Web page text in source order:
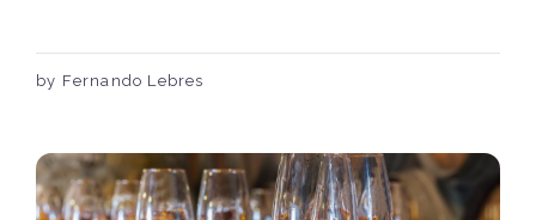
by Fernando Lebres